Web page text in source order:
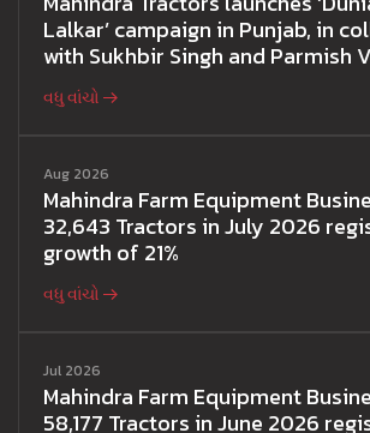
Lalkar’ campaign in Punjab, in
with Sukhbir Singh and Parmish
વધુ વાંચો
Aug 2026
Mahindra Farm Equipment
32,643 Tractors in July 2026
growth of 21%
વધુ વાંચો
Jul 2026
Mahindra Farm Equipment
58,177 Tractors in June 2026